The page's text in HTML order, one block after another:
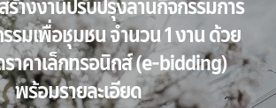
ร้างงานปรับปรุงลานกิจกรรมการ
รมเพื่อชุมชน จำนวน 1 งาน ด้วย
ราคาเล็กทรอนิกส์ (e-bidding)
พร้อมรายละเอียด